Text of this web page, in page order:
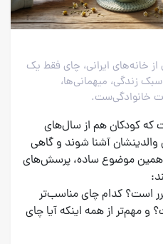
خانه‌های ایرانی، چای فقط یک
زندگی، میهمانی‌ها،
خانوادگی‌ست.
که کودکان هم از سال‌های
آشنا شوند و گاهی
همین موضوع ساده، پرسش‌های
است؟ کدام چای مناسب‌تر
از همه اینکه آیا چای